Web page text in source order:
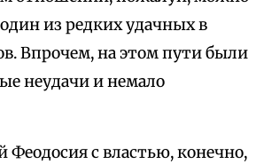
из редких удачных в
Впрочем, на этом пути были
неудачи и немало
с властью, конечно,